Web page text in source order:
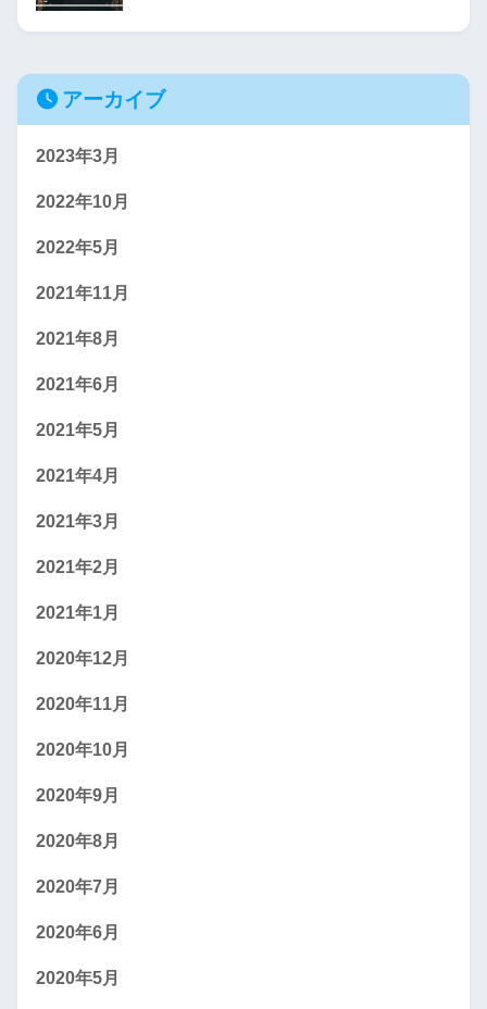
アーカイブ
2023年3月
2022年10月
2022年5月
2021年11月
2021年8月
2021年6月
2021年5月
2021年4月
2021年3月
2021年2月
2021年1月
2020年12月
2020年11月
2020年10月
2020年9月
2020年8月
2020年7月
2020年6月
2020年5月